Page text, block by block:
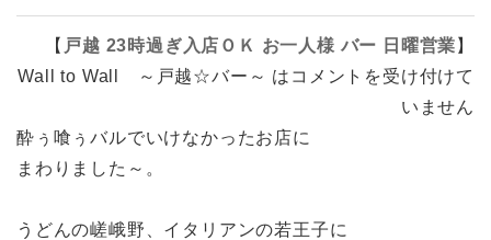
【 戸越 23時過ぎ入店ＯＫ お一人様 バー 日曜営業 】
Wall to Wall ～戸越☆バー～ は コメントを受け付けて
いません
酔ぅ喰ぅバルでいけなかったお店に
まわりました～。
うどんの嵯峨野、イタリアンの若王子に